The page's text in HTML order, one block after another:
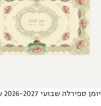
יומן ספירלה שבועי 2026-2027 עם מראה